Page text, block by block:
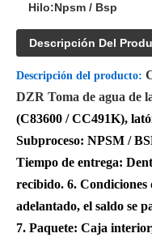
Hilo:Npsm / Bsp
Descripción Del
Descripción del producto:
DZR Toma de agua de
(C83600 / CC491K),
Subproceso: NPSM /
Tiempo de entrega:
recibido. 6.
adelantado, el saldo se
7. Paquete: Caja